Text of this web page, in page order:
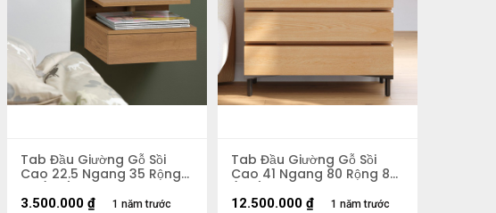
Tab Đầu Giường Gỗ Sồi
Cao 22.5 Ngang 35 Rộng
32 (cm)
1 năm trước
3.500.000 ₫
Tab Đầu Giường Gỗ Sồi
Cao 41 Ngang 80 Rộng 80
(cm)
1 năm trước
12.500.000 ₫